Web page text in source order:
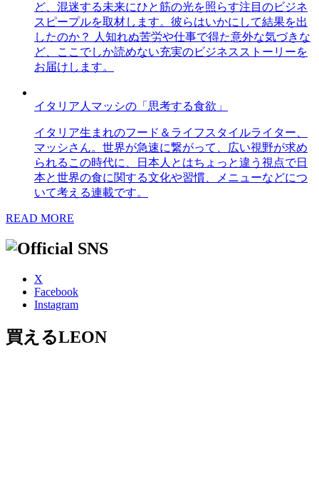
ど、混迷する未来にひと筋の光を照らす注目のビジネ
スピープルを取材します。彼らはいかにして結果を出
したのか？ 人知れぬ苦労や仕事で得た意外な気づきな
ど、ここでしか読めない充実のビジネスストーリーを
お届けします。
イタリア人マッシの「思考する食欲」
イタリア生まれのフード＆ライフスタイルライター、
マッシさん。世界が急速に繋がって、広い視野が求め
られるこの時代に、日本人とはちょっと違う視点で日
本と世界の食に関する文化や習慣、メニューなどにつ
いて考える連載です。
READ MORE
X
Facebook
Instagram
買えるLEON